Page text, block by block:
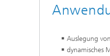
Auslegung
dynamisches